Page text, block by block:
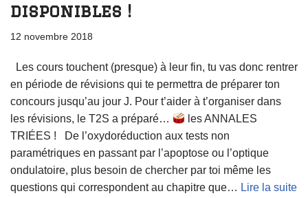
disponibles !
12 novembre 2018
Les cours touchent (presque) à leur fin, tu vas donc rentrer
en période de révisions qui te permettra de préparer ton
concours jusqu’au jour J. Pour t’aider à t’organiser dans
les révisions, le T2S a préparé…
les ANNALES
TRIÉES ! De l’oxydoréduction aux tests non
paramétriques en passant par l’apoptose ou l’optique
ondulatoire, plus besoin de chercher par toi même les
questions qui correspondent au chapitre que… Lire la suite